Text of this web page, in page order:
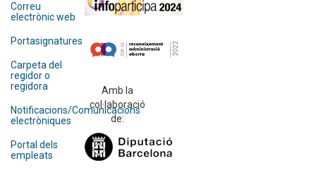
Correu
electrònic web
Portasignatures
Carpeta del
regidor o
regidora
Notificacions/Comunicacions
electròniques
Portal dels
empleats
Amb la
col·laboració
de: